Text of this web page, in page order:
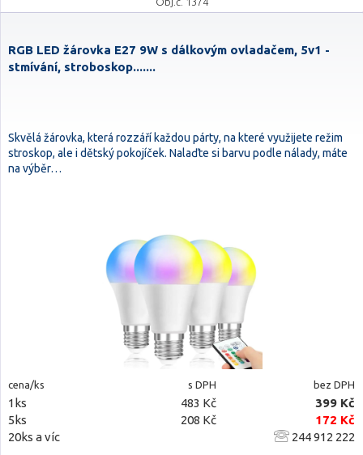
RGB LED žárovka E27 9W s dálkovým ovladačem, 5v1 -
stmívání, stroboskop.......
Skvělá žárovka, která rozzáří každou párty, na které využijete režim
stroskop, ale i dětský pokojíček. Nalaďte si barvu podle nálady, máte
na výběr…
cena/ks s DPH bez DPH
1ks 483 Kč
399 Kč
5ks
208 Kč
172 Kč
20ks a víc
244 912 222